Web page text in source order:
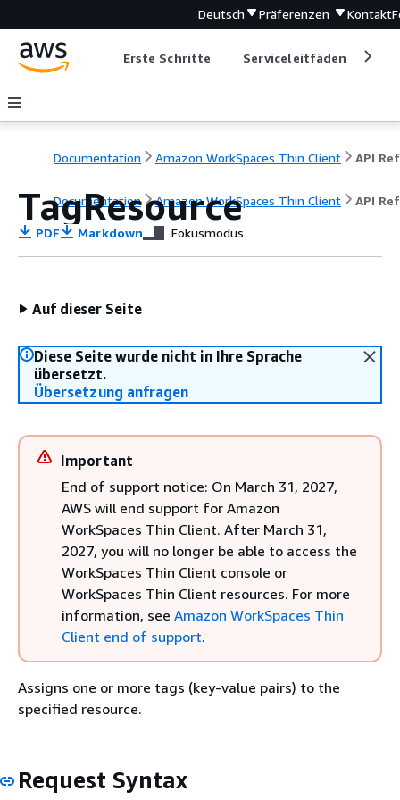
Deutsch Präferenzen Kontakt
Erste Schritte Serviceleitfäden
Documentation Amazon WorkSpaces Thin Client
Documentation Amazon WorkSpaces Thin Client API
TagResource
PDF Markdown Fokusmodus
Auf dieser Seite
Diese Seite wurde nicht in Ihre Sprache
übersetzt.
Übersetzung anfragen
Important
End of support notice: On March 31, 2027,
AWS will end support for Amazon
WorkSpaces Thin Client. After March 31,
2027, you will no longer be able to access the
WorkSpaces Thin Client console or
WorkSpaces Thin Client resources. For more
information, see Amazon WorkSpaces Thin
Client end of support.
Assigns one or more tags (key-value pairs) to the
specified resource.
Request Syntax